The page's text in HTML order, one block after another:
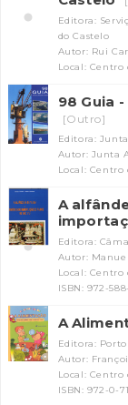
Editora:
do Castelo
Autor: Rui
Local: Centro
98 Guia
[Outro]
Editora:
Autor: Junta
Local:
A
Editora:
Autor:
Local:
ISBN: 972-
A
Editora:
Autor:
Local: Centro
ISBN: 972-0-